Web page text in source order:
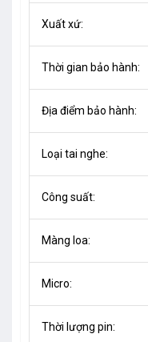
Xuất xứ:
Thời gian bảo hành:
Địa điểm bảo hành:
Loại tai nghe:
Công suất:
Màng loa:
Micro:
Thời lượng pin: